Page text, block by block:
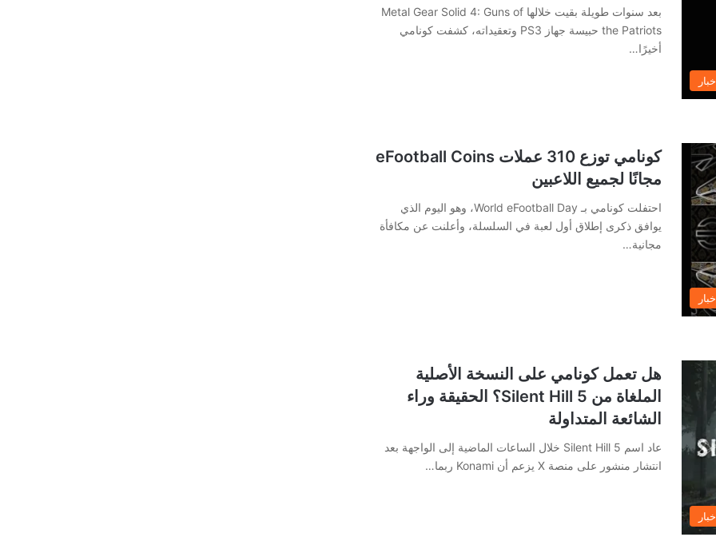
بعد سنوات طويلة بقيت خلالها Metal Gear Solid 4: Guns of
the Patriots حبيسة جهاز PS3 وتعقيداته، كشفت كونامي
أخيرًا…
كونامي توزع 310 عملات eFootball Coins
مجانًا لجميع اللاعبين
احتفلت كونامي بـ World eFootball Day، وهو اليوم الذي
يوافق ذكرى إطلاق أول لعبة في السلسلة، وأعلنت عن مكافأة
مجانية…
هل تعمل كونامي على النسخة الأصلية
الملغاة من Silent Hill 5؟ الحقيقة وراء
الشائعة المتداولة
عاد اسم Silent Hill 5 خلال الساعات الماضية إلى الواجهة بعد
انتشار منشور على منصة X يزعم أن Konami ربما…